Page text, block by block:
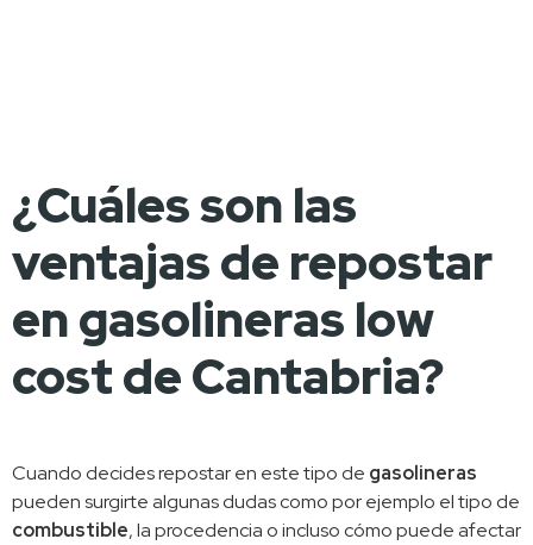
¿Cuáles son las
ventajas de repostar
en gasolineras low
cost de Cantabria?
Cuando decides repostar en este tipo de gasolineras
combustible, la procedencia o incluso cómo puede afectar